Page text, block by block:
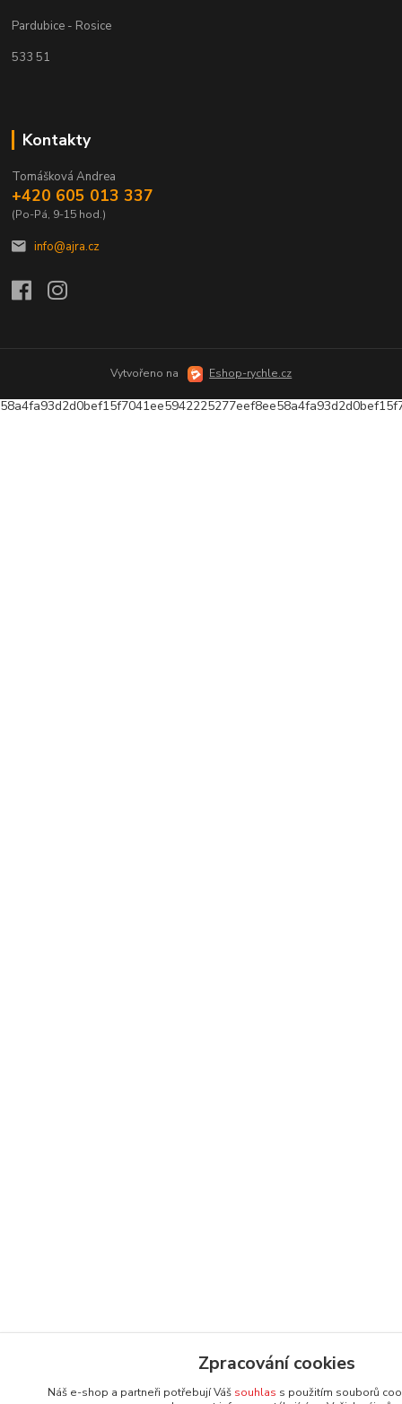
Pardubice - Rosice
533 51
Kontakty
Tomášková Andrea
+420 605 013 337
(Po-Pá, 9-15 hod.)
info@ajra.cz
Vytvořeno na Eshop-rychle.cz
Zpracování cookies
Náš e-shop a partneři potřebují Váš souhlas s použitím souborů